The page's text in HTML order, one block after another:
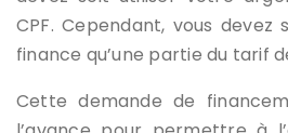
CPF. Cependant, vous devez
finance qu’une partie du tarif
Cette demande de